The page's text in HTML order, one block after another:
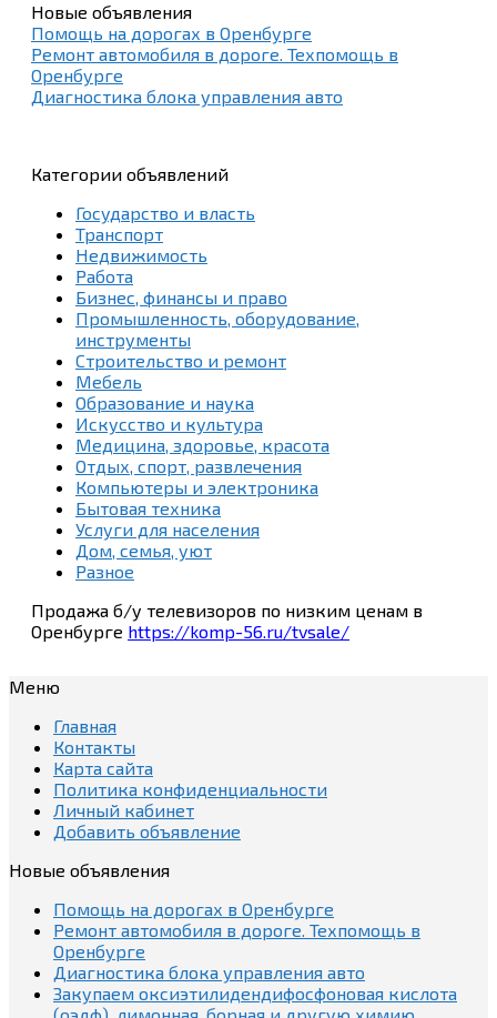
Новые объявления
Помощь на дорогах в Оренбурге
Ремонт автомобиля в дороге. Техпомощь в
Оренбурге
Диагностика блока управления авто
Категории объявлений
Государство и власть
Транспорт
Недвижимость
Работа
Бизнес, финансы и право
Промышленность, оборудование,
инструменты
Строительство и ремонт
Мебель
Образование и наука
Искусство и культура
Медицина, здоровье, красота
Отдых, спорт, развлечения
Компьютеры и электроника
Бытовая техника
Услуги для населения
Дом, семья, уют
Разное
Продажа б/у телевизоров по низким ценам в
Оренбурге https://komp-56.ru/tvsale/
Меню
Главная
Контакты
Карта сайта
Политика конфиденциальности
Личный кабинет
Добавить объявление
Новые объявления
Помощь на дорогах в Оренбурге
Ремонт автомобиля в дороге. Техпомощь в
Оренбурге
Диагностика блока управления авто
Закупаем оксиэтилидендифосфоновая кислота